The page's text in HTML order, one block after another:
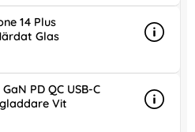
14 Plus
Glas
Info
mer
PD QC USB-C
Vit
Info
mer